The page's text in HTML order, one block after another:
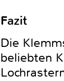
Fazit
Die
beliebten